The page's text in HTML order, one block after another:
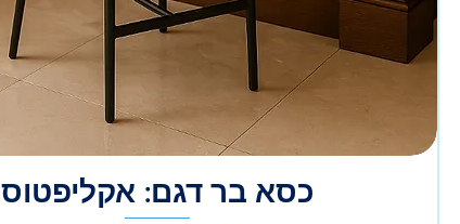
כסא בר דגם: אקליפטוס